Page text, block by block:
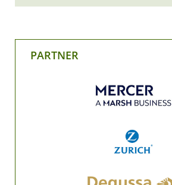
PARTNER